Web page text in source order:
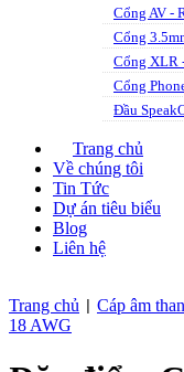
Cổng AV -
Cổng
Cổng XLR
Cổng
Đầu
Trang chủ
Về chúng tôi
Tin Tức
Dự án tiêu biểu
Blog
Liên hệ
Trang chủ Cáp âm
18 AWG